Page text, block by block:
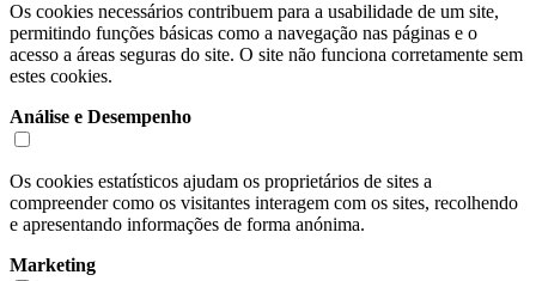
Os cookies necessários contribuem para a usabilidade de um site,
permitindo funções básicas como a navegação nas páginas e o
acesso a áreas seguras do site. O site não funciona corretamente sem
estes cookies.
Análise e Desempenho
Os cookies estatísticos ajudam os proprietários de sites a
compreender como os visitantes interagem com os sites, recolhendo
e apresentando informações de forma anónima.
Marketing